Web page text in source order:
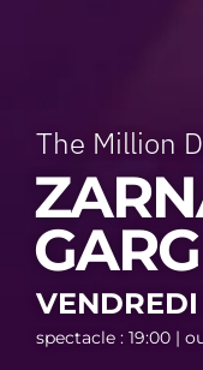
The Million
GARG
VENDREDI
spectacle : 19:00 |